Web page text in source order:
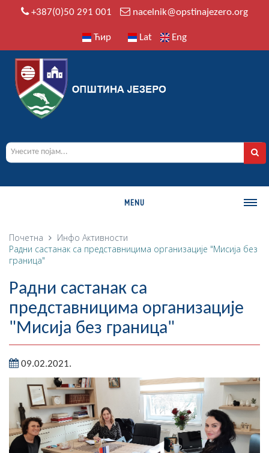
+387(0)50 291 001 nacelnik@opstinajezero.org
Ћир Lat Eng
MENU
О ОПШТИНИ
Историја
Географија
Насељена мјеста
Занимљивости
Фотогалерија
НАЧЕЛНИК
О Начелнику
Замјеник начелника
Почетна Инфо Активности
Радни састанак са представницима организације "Мисија без
граница"
Радни састанак са
представницима организације
"Мисија без граница"
09.02.2021.